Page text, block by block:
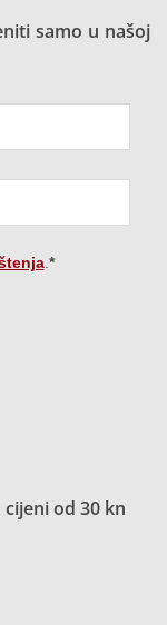
samo u našoj
.
od 30 kn